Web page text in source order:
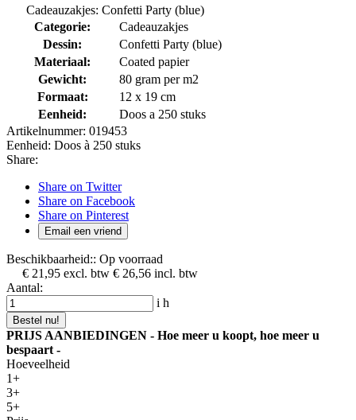
Cadeauzakjes: Confetti Party (blue)
Categorie:
Cadeauzakjes
Dessin:
Confetti Party (blue)
Materiaal:
Coated papier
Gewicht:
80 gram per m2
Formaat:
12 x 19 cm
Eenheid:
Doos a 250 stuks
Artikelnummer: 019453
Eenheid: Doos à 250 stuks
Share:
Share on Twitter
Share on Facebook
Share on Pinterest
Email een vriend
Beschikbaarheid:: Op voorraad
€ 21,95 excl. btw € 26,56 incl. btw
Aantal:
i h
Bestel nu!
PRIJS AANBIEDINGEN - Hoe meer u koopt, hoe meer u
bespaart -
Hoeveelheid
1+
3+
5+